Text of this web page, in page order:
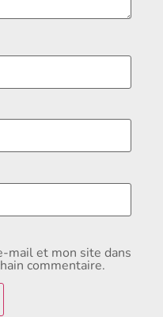
mail et mon site dans
commentaire.